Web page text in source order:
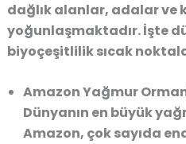
dağlık alanlar, adalar ve
yoğunlaşmaktadır. İşte
biyoçeşitlilik sıcak
Amazon Yağmur
Dünyanın en büyük
Amazon, çok sayıda